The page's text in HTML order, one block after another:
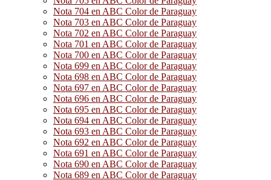
Nota 704 en ABC Color de Paraguay
Nota 703 en ABC Color de Paraguay
Nota 702 en ABC Color de Paraguay
Nota 701 en ABC Color de Paraguay
Nota 700 en ABC Color de Paraguay
Nota 699 en ABC Color de Paraguay
Nota 698 en ABC Color de Paraguay
Nota 697 en ABC Color de Paraguay
Nota 696 en ABC Color de Paraguay
Nota 695 en ABC Color de Paraguay
Nota 694 en ABC Color de Paraguay
Nota 693 en ABC Color de Paraguay
Nota 692 en ABC Color de Paraguay
Nota 691 en ABC Color de Paraguay
Nota 690 en ABC Color de Paraguay
Nota 689 en ABC Color de Paraguay